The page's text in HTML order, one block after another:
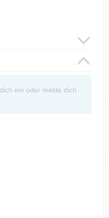
ein oder melde dich